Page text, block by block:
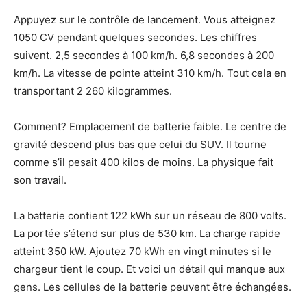
Appuyez sur le contrôle de lancement. Vous atteignez
1050 CV pendant quelques secondes. Les chiffres
suivent. 2,5 secondes à 100 km/h. 6,8 secondes à 200
km/h. La vitesse de pointe atteint 310 km/h. Tout cela en
transportant 2 260 kilogrammes.
Comment? Emplacement de batterie faible. Le centre de
gravité descend plus bas que celui du SUV. Il tourne
comme s’il pesait 400 kilos de moins. La physique fait
son travail.
La batterie contient 122 kWh sur un réseau de 800 volts.
La portée s’étend sur plus de 530 km. La charge rapide
atteint 350 kW. Ajoutez 70 kWh en vingt minutes si le
chargeur tient le coup. Et voici un détail qui manque aux
gens. Les cellules de la batterie peuvent être échangées.